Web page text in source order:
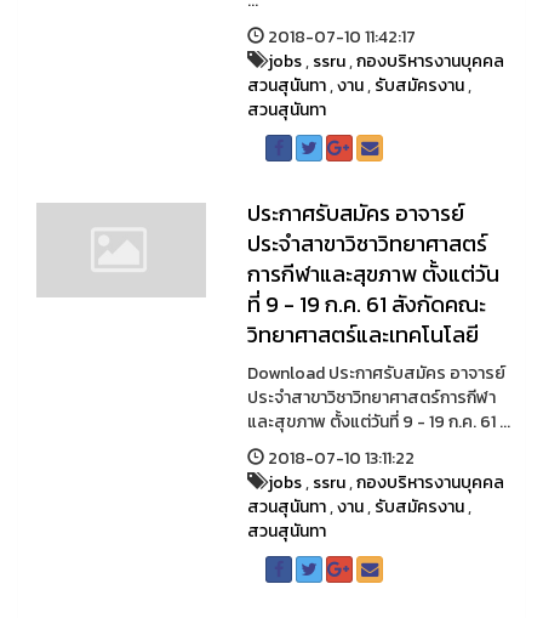
2018-07-10 11:42:17
jobs,ssru,กองบริหารงานบุคคล
สวนสุนันทา,งาน,รับสมัครงาน,
สวนสุนันทา
ประกาศรับสมัคร อาจารย์
ประจำสาขาวิชาวิทยาศาสตร์
การกีฬาและสุขภาพ ตั้งแต่วัน
ที่ 9 - 19 ก.ค. 61 สังกัดคณะ
วิทยาศาสตร์และเทคโนโลยี
Download ประกาศรับสมัคร อาจารย์
ประจำสาขาวิชาวิทยาศาสตร์การกีฬา
และสุขภาพ ตั้งแต่วันที่ 9 - 19 ก.ค. 61 ...
2018-07-10 13:11:22
jobs,ssru,กองบริหารงานบุคคล
สวนสุนันทา,งาน,รับสมัครงาน,
สวนสุนันทา